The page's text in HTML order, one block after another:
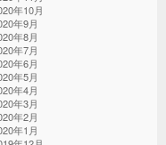
年10月
年9月
年8月
年7月
年6月
年5月
年4月
年3月
年2月
年1月